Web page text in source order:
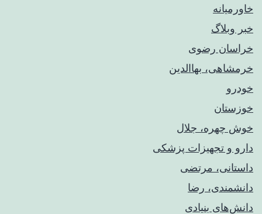
خاورمیانه
خبر وبلاگ
خراسان رضوی
خرمشاهی، بهاالدین
خودرو
خوزستان
خوش چهره، جلال
دارو و تجهیزات پزشکی
داستانی، مرتضی
دانشمندی، رضا
دانش‌های بنیادی